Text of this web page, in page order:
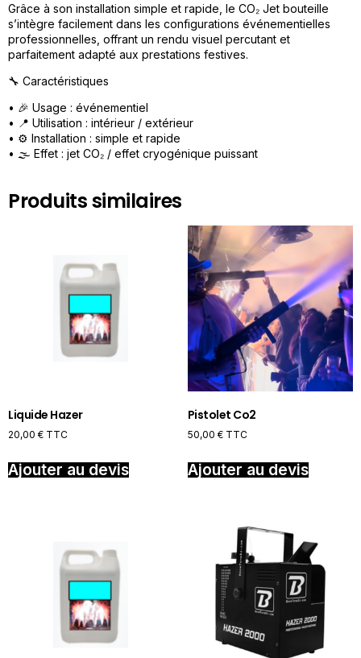
Grâce à son installation simple et rapide, le CO₂ Jet bouteille
s’intègre facilement dans les configurations événementielles
professionnelles, offrant un rendu visuel percutant et
parfaitement adapté aux prestations festives.
🔧 Caractéristiques
• 🎉 Usage : événementiel
• 📍 Utilisation : intérieur / extérieur
• ⚙️ Installation : simple et rapide
• 🌫️ Effet : jet CO₂ / effet cryogénique puissant
Produits similaires
Liquide Hazer
20,00 € TTC
Ajouter au devis
Pistolet Co2
50,00 € TTC
Ajouter au devis